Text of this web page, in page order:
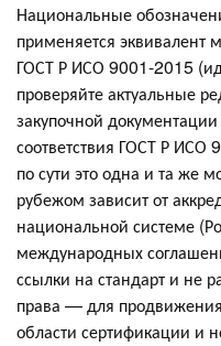
Национальные
применяется
ГОСТ Р ИСО 9001-2015
проверяйте актуальные
закупочной
соответствия ГОСТ Р
по сути это одна и та же
рубежом зависит от
национальной системе
международных
ссылки на стандарт и не
права — для
области сертификации и